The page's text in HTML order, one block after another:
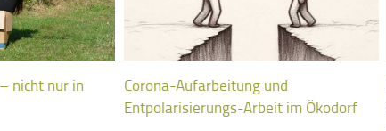
Corona-Aufarbeitung und
Entpolarisierungs-Arbeit im Ökodorf
nicht nur in